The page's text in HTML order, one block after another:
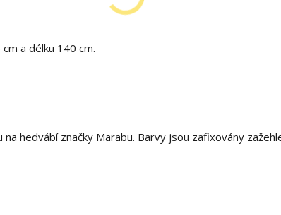
a délku 140 cm.
hedvábí značky Marabu. Barvy jsou zafixovány